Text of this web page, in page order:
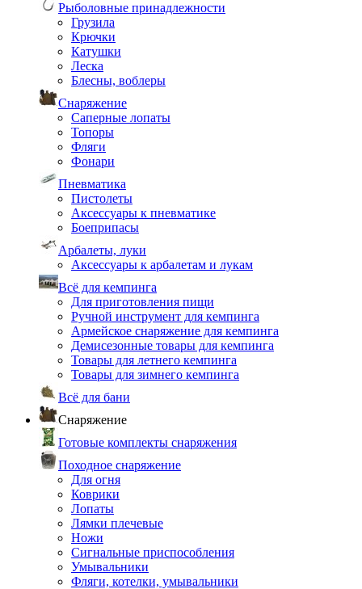
Рыболовные принадлежности
Грузила
Крючки
Катушки
Леска
Блесны, воблеры
Снаряжение
Саперные лопаты
Топоры
Фляги
Фонари
Пневматика
Пистолеты
Аксессуары к пневматике
Боеприпасы
Арбалеты, луки
Аксессуары к арбалетам и лукам
Всё для кемпинга
Для приготовления пищи
Ручной инструмент для кемпинга
Армейское снаряжение для кемпинга
Демисезонные товары для кемпинга
Товары для летнего кемпинга
Товары для зимнего кемпинга
Всё для бани
Снаряжение
Готовые комплекты снаряжения
Походное снаряжение
Для огня
Коврики
Лопаты
Лямки плечевые
Ножи
Сигнальные приспособления
Умывальники
Фляги, котелки, умывальники